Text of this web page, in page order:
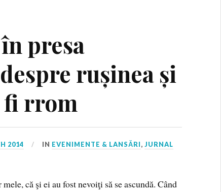
presa
rușinea și
fi rrom
2014 IN EVENIMENTE & LANSĂRI,JURNAL
că şi ei au fost nevoiţi să se ascundă. Când